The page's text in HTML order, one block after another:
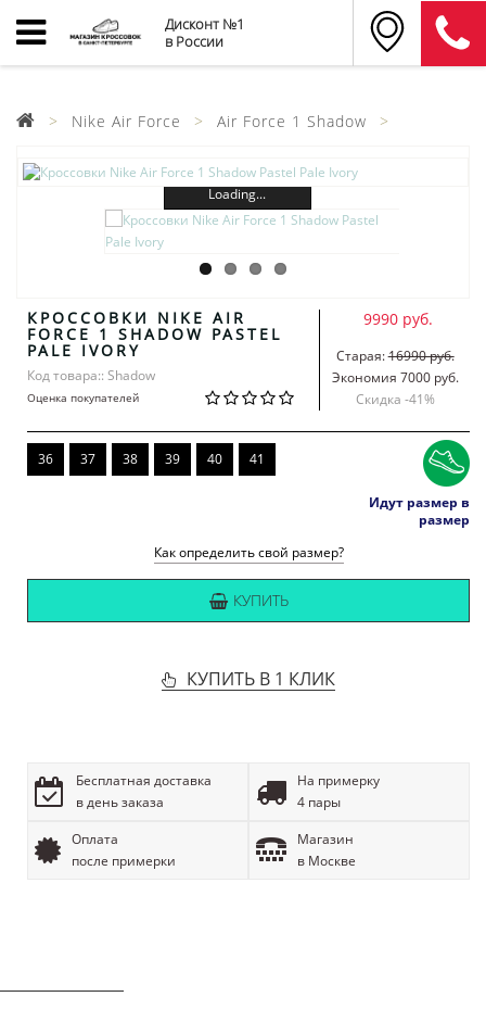
Дисконт №1
в России
Nike Air Force Air Force 1 Shadow
Loading...
КРОССОВКИ NIKE AIR
FORCE 1 SHADOW PASTEL
PALE IVORY
Код товара:: Shadow
Оценка покупателей
9990 руб.
Старая:16990 руб.
Экономия 7000 руб.
Скидка -41%
36 37 38 39 40 41
Идут размер в
размер
Как определить свой размер?
КУПИТЬ
КУПИТЬ В 1 КЛИК
Бесплатная доставка
в день заказа
На примерку
4 пары
Оплата
после примерки
Магазин
в Москве